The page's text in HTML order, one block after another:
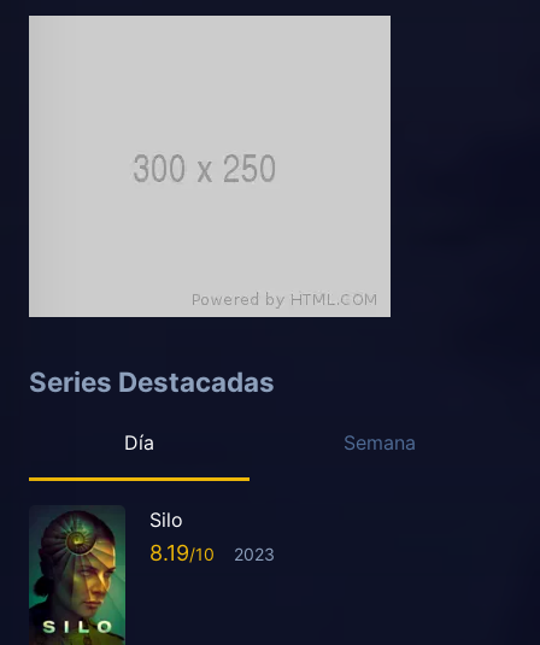
Series Destacadas
Día Semana
Silo
8.19 2023